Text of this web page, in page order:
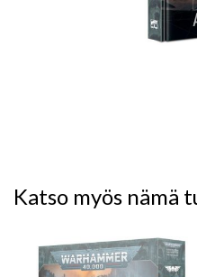
Katso myös nämä